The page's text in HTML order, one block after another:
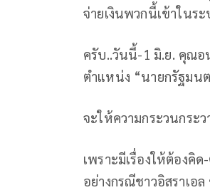
จ่ายเงินพวกนี้เข้าในร
ครับ..วันนี้-1 มิ.ย. คุณอ
ตำแหน่ง “นายกรัฐมน
จะให้ความกระวนกระ
เพราะมีเรื่องให้ต้องคิ
อย่างกรณีชาวอิสราเอ